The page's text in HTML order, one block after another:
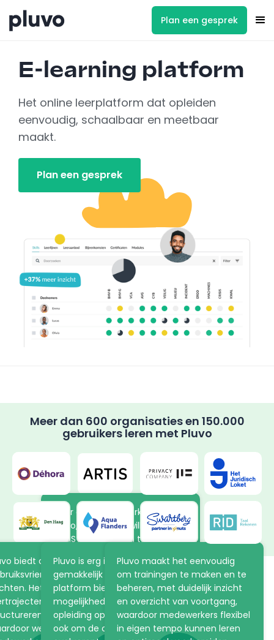
Plan een gesprek
E-learning platform
Het online leerplatform dat opleiden
eenvoudig, schaalbaar en meetbaar
maakt.
Plan een gesprek
Meer dan 600 organisaties en 150.000
gebruikers leren met Pluvo
Door de nieuwe werkwijze in
Pluvo, leren de vrijwilligers bij
ARTIS op hun eigen tempo over
park. De online academie
bespaart ARTIS veel tijd,
doordat praktische informatie
vooraf via Pluvo gedeeld kan
worden.
biedt de flexibiliteit en
die we
Het helpt ons
eenvoudig te
en aanpassen,
we onze
Pluvo is erg intuïtief en
gemakkelijk te gebruiken. Het
platform biedt ontelbaar veel
mogelijkheden om een
opleiding op te maken, maar
ook om de cursist te
Pluvo maakt het eenvoudig
om trainingen te maken en te
beheren, met duidelijk inzicht
en overzicht van voortgang,
waardoor medewerkers flexibel
in eigen tempo kunnen leren
De voordelen van het e-